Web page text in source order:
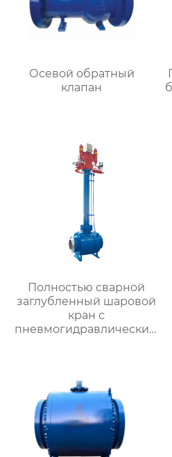
Осевой обратный
клапан
Полностью сварной
заглубленный шаровой
кран с
пневмогидравлическим